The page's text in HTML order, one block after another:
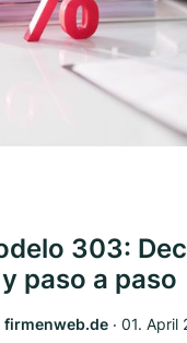
303:
paso a paso
firmenweb.de ‧ 01. April